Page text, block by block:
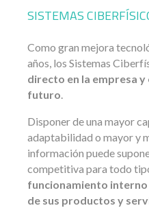
SISTEMAS
Como gran mejora
años, los Sistemas
directo en la empresa
futuro.
Disponer de una mayor
adaptabilidad o mayor y
información puede
competitiva para todo
funcionamiento
de sus productos y